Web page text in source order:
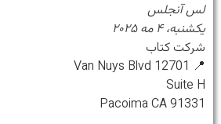
لس آنجلس
یکشنبه، ۴ مه ۲۰۲۵
شرکت کتاب
📍 12701 Van Nuys Blvd
Suite H
Pacoima CA 91331